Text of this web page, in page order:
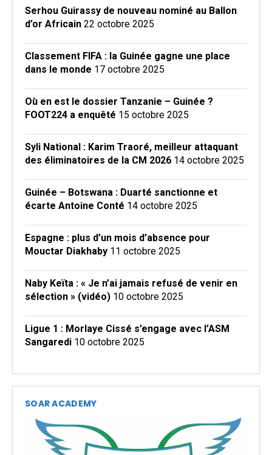
Serhou Guirassy de nouveau nominé au Ballon
d’or Africain 22 octobre 2025
Classement FIFA : la Guinée gagne une place
dans le monde 17 octobre 2025
Où en est le dossier Tanzanie – Guinée ?
FOOT224 a enquêté 15 octobre 2025
Syli National : Karim Traoré, meilleur attaquant
des éliminatoires de la CM 2026 14 octobre 2025
Guinée – Botswana : Duarté sanctionne et
écarte Antoine Conté 14 octobre 2025
Espagne : plus d’un mois d’absence pour
Mouctar Diakhaby 11 octobre 2025
Naby Keïta : « Je n’ai jamais refusé de venir en
sélection » (vidéo) 10 octobre 2025
Ligue 1 : Morlaye Cissé s’engage avec l’ASM
Sangaredi 10 octobre 2025
SOAR ACADEMY